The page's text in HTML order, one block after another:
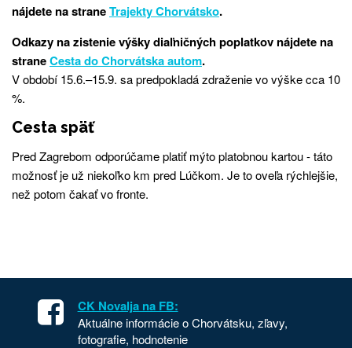
nájdete na straneTrajekty Chorvátsko.
Odkazy na zistenie výšky diaľničných poplatkov nájdete na
straneCesta do Chorvátska autom.
V období 15.6.–15.9. sa predpokladá zdraženie vo výške cca 10
%.
Cesta späť
Pred Zagrebom odporúčame platiť mýto platobnou kartou - táto
možnosť je už niekoľko km pred Lúčkom. Je to oveľa rýchlejšie,
než potom čakať vo fronte.
CK Novalja na FB:
Aktuálne informácie o Chorvátsku, zľavy,
fotografie, hodnotenie